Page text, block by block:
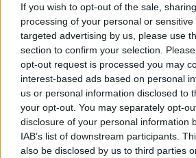
If you wish to opt-out of the sale,
processing of your personal or
targeted advertising by us, please use
section to confirm your selection.
opt-out request is processed you may
interest-based ads based on personal
us or personal information disclosed to
your opt-out. You may separately opt-
disclosure of your personal information
IAB’s list of downstream participants.
also be disclosed by us to third parties
décidé de sortir un
chaque jour ! Cela
pour nous tous, les joueurs de ce
stimulant. Puisque vous êtes ici, il y
que vous recherchiez Maître des
cherchez pas plus loin, car notre
page et la mettra à jour tous les
réponses au puzzle quotidien.
recommandons d'ajouter cette page